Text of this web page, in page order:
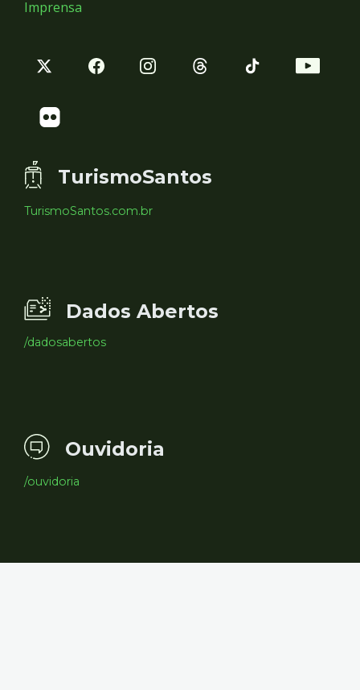
Imprensa
TurismoSantos
TurismoSantos.com.br
Dados Abertos
/dadosabertos
Ouvidoria
/ouvidoria